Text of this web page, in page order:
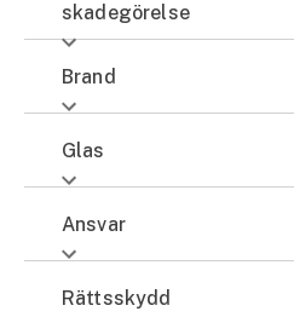
skadegörelse
Brand
Glas
Ansvar
Rättsskydd